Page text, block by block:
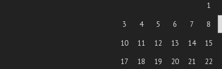
1
3
4 5 6 7
8
10
11 12 13 14 15
17
18 19 20 21 22